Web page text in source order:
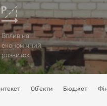
Вплив на
економічний
розвиток
Обʼєкти Бюджет